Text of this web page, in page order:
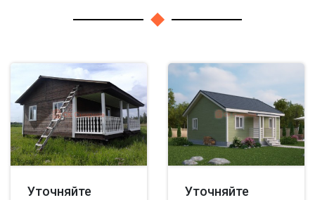
Уточняйте Уточняйте